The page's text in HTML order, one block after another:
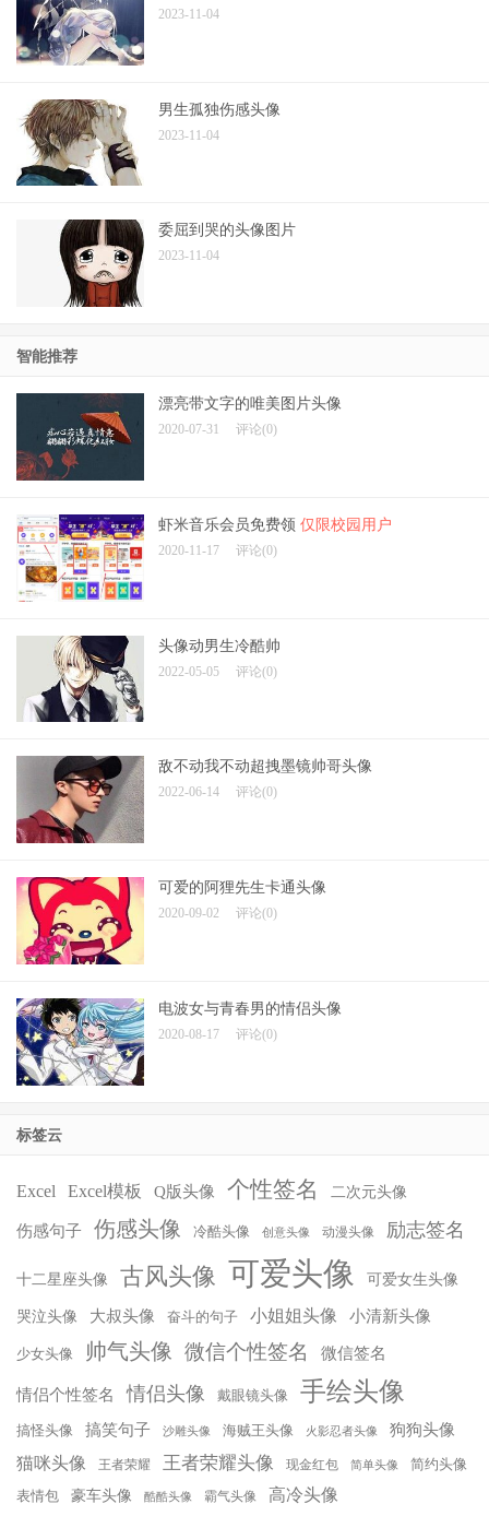
2023-11-04
男生孤独伤感头像
2023-11-04
委屈到哭的头像图片
2023-11-04
智能推荐
漂亮带文字的唯美图片头像
2020-07-31 评论(0)
虾米音乐会员免费领 仅限校园用户
2020-11-17 评论(0)
头像动男生冷酷帅
2022-05-05 评论(0)
敌不动我不动超拽墨镜帅哥头像
2022-06-14 评论(0)
可爱的阿狸先生卡通头像
2020-09-02 评论(0)
电波女与青春男的情侣头像
2020-08-17 评论(0)
标签云
Excel Excel模板 Q版头像 个性签名 二次元头像
伤感句子 伤感头像 冷酷头像 创意头像 动漫头像 励志签名
十二星座头像 古风头像 可爱头像 可爱女生头像
哭泣头像 大叔头像 奋斗的句子 小姐姐头像 小清新头像
少女头像 帅气头像 微信个性签名 微信签名
情侣个性签名 情侣头像 戴眼镜头像 手绘头像
搞怪头像 搞笑句子 沙雕头像 海贼王头像 火影忍者头像 狗狗头像
猫咪头像 王者荣耀 王者荣耀头像 现金红包 简单头像 简约头像
表情包 豪车头像 酷酷头像 霸气头像 高冷头像